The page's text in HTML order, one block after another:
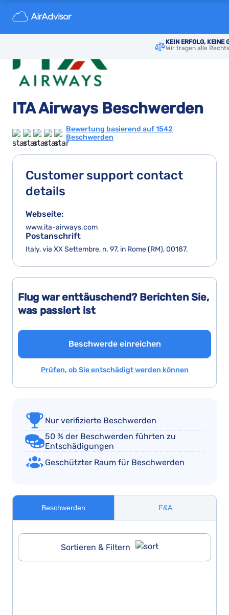
KEIN ERFOLG, KEINE
Wir tragen alle
ITA Airways Beschwerden
Bewertung basierend auf 1542
Beschwerden
Flug war enttäuschend? Berichten Sie,
was passiert ist
Beschwerde einreichen
Prüfen, ob Sie entschädigt werden können
Customer support contact
details
Webseite:
www.ita-airways.com
Postanschrift
Italy, via XX Settembre, n. 97, in Rome (RM), 00187.
Nur verifizierte Beschwerden
50 % der Beschwerden führten zu
Entschädigungen
Geschützter Raum für Beschwerden
Beschwerden F&A
Sortieren & Filtern